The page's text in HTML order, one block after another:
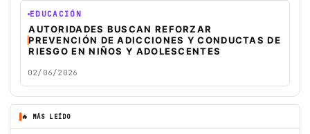
EDUCACIÓN
AUTORIDADES BUSCAN REFORZAR
PREVENCIÓN DE ADICCIONES Y CONDUCTAS DE
RIESGO EN NIÑOS Y ADOLESCENTES
02/06/2026
🔥 MÁS LEÍDO